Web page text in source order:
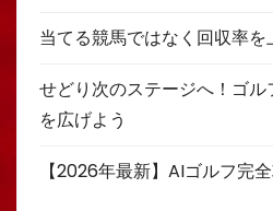
当てる競馬ではなく回収率
せどり次のステージへ！ゴ
を広げよう
【2026年最新】AIゴルフ完